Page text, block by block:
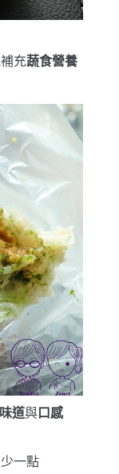
充蔬食營養
味道與口感
一點